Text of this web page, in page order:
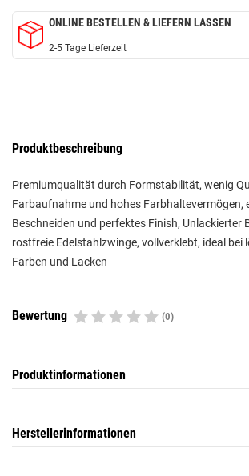
ONLINE BESTELLEN & LIEFERN LASSEN
2-5 Tage Lieferzeit
Produktbeschreibung
Premiumqualität durch Formstabilität, wenig
Farbaufnahme und hohes Farbhaltevermögen,
Beschneiden und perfektes Finish, Unlackierter
rostfreie Edelstahlzwinge, vollverklebt, ideal bei
Farben und Lacken
Bewertung (0)
Produktinformationen
Herstellerinformationen